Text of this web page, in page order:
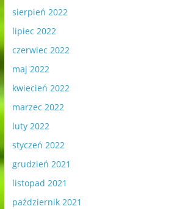
sierpień 2022
lipiec 2022
czerwiec 2022
maj 2022
kwiecień 2022
marzec 2022
luty 2022
styczeń 2022
grudzień 2021
listopad 2021
październik 2021